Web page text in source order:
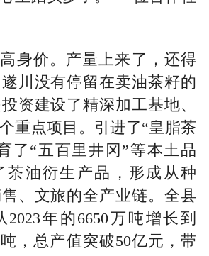
身价。产量上来了，还得
川没有停留在卖油茶籽的
资建设了精深加工基地、
重点项目。引进了“皇脂茶
了“五百里井冈”等本土品
茶油衍生产品，形成从种
、文旅的全产业链。全县
年的6650万吨增长到
吨，总产值突破50亿元，带